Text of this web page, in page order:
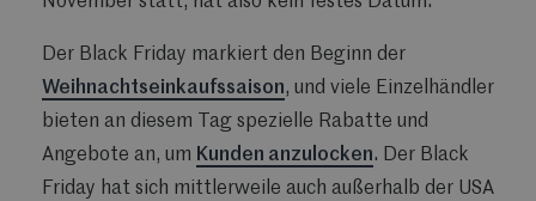
Der Black Friday markiert den Beginn der
Weihnachtseinkaufssaison, und viele Einzelhändler
bieten an diesem Tag spezielle Rabatte und
Angebote an, um Kunden anzulocken. Der Black
Friday hat sich mittlerweile auch außerhalb der USA